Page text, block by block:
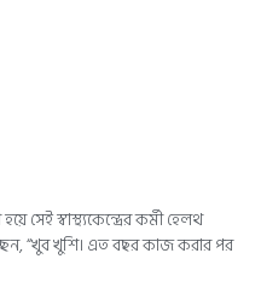
সেই স্বাস্থ্যকেন্দ্রের কর্মী হেলথ
“খুব খুশি। এত বছর কাজ করার পর